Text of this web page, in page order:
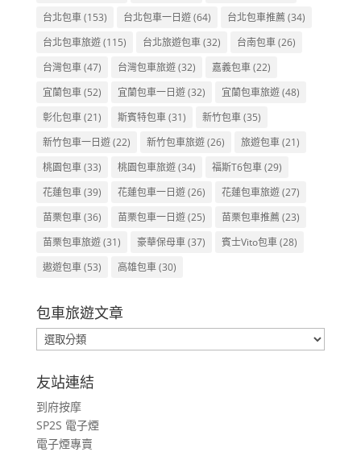
台北包車(153) 台北包車一日遊(64) 台北包車推薦(34)
台北包車旅遊(115) 台北旅遊包車(32) 台南包車(26)
台灣包車(47) 台灣包車旅遊(32) 嘉義包車(22)
宜蘭包車(52) 宜蘭包車一日遊(32) 宜蘭包車旅遊(48)
彰化包車(21) 斯賓特包車(31) 新竹包車(35)
新竹包車一日遊(22) 新竹包車旅遊(26) 旅遊包車(21)
桃園包車(33) 桃園包車旅遊(34) 福斯T6包車(29)
花蓮包車(39) 花蓮包車一日遊(26) 花蓮包車旅遊(27)
苗栗包車(36) 苗栗包車一日遊(25) 苗栗包車推薦(23)
苗栗包車旅遊(31) 豪華保母車(37) 賓士Vito包車(28)
遨遊包車(53) 高雄包車(30)
包車旅遊文章
包
車
旅
遊
文
章
友站連結
到府按摩
SP2S 電子煙
電子煙專賣